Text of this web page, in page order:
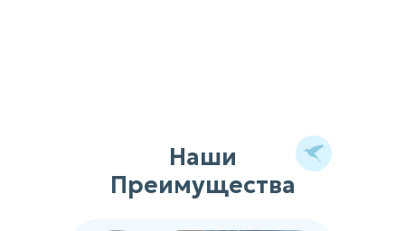
Наши
Преимущества